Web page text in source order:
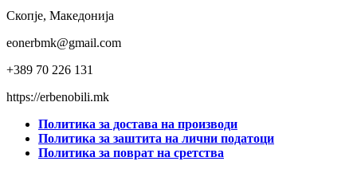
Скопје, Македонија
eonerbmk@gmail.com
+389 70 226 131
https://erbenobili.mk
Политика за достава на производи
Политика за заштита на лични податоци
Политика за поврат на сретства